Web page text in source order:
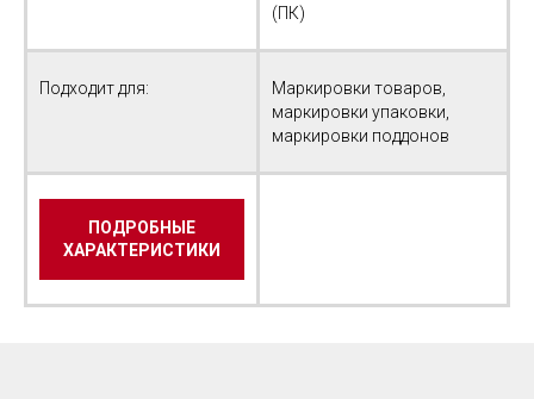
(ПК)
Подходит для:
Маркировки товаров,
маркировки упаковки,
маркировки поддонов
ПОДРОБНЫЕ
ХАРАКТЕРИСТИКИ